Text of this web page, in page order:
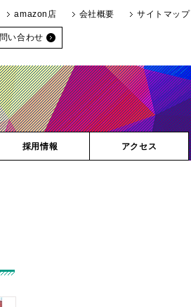
amazon店 会社概要 サイトマップ
い合わせ
採用情報 アクセス